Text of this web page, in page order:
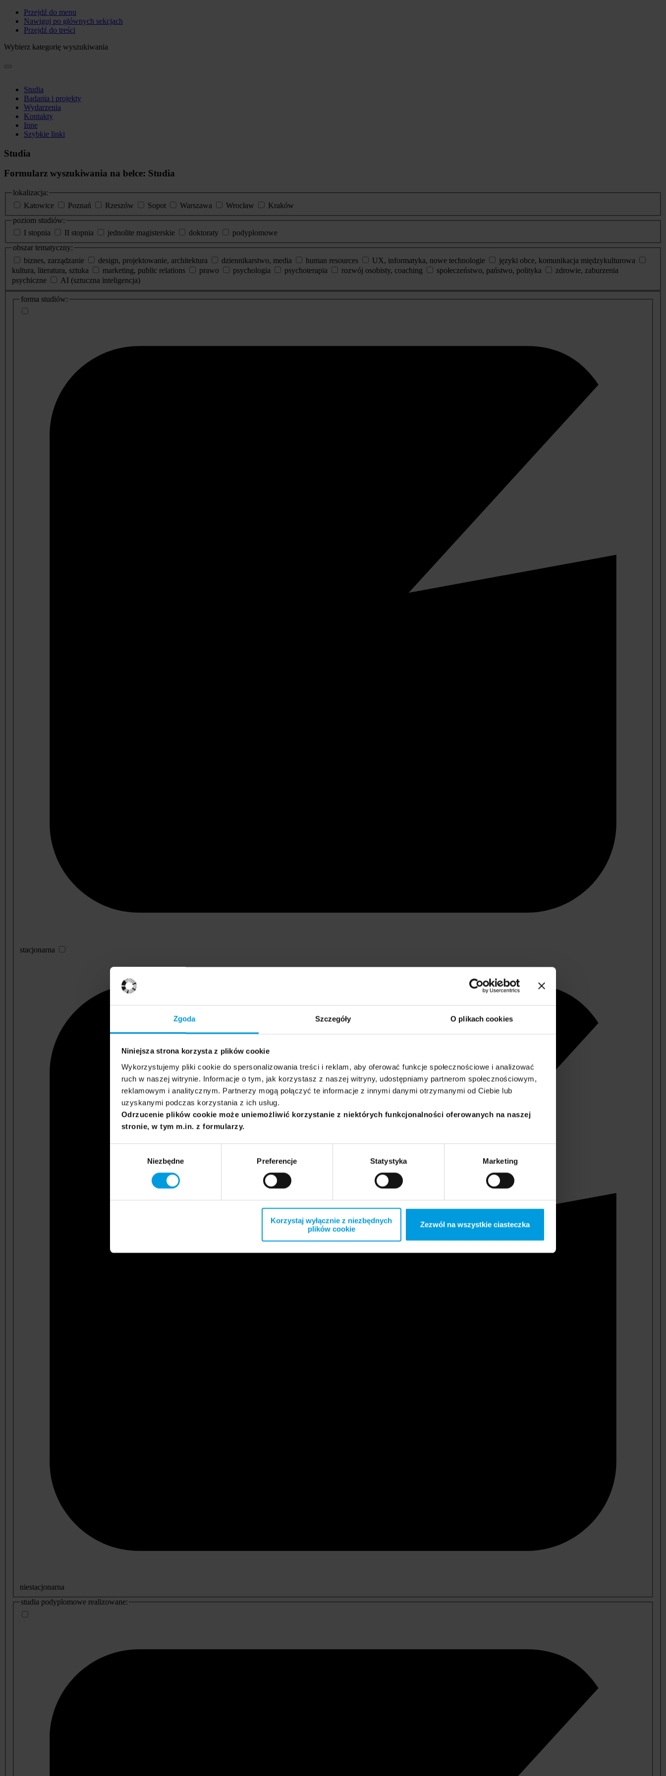
Zgoda Szczegóły O plikach cookies
Niniejsza strona korzysta z plików cookie
Wykorzystujemy pliki cookie do spersonalizowania treści i reklam, aby oferować funkcje społecznościowe i analizować
ruch w naszej witrynie. Informacje o tym, jak korzystasz z naszej witryny, udostępniamy partnerom społecznościowym,
reklamowym i analitycznym. Partnerzy mogą połączyć te informacje z innymi danymi otrzymanymi od Ciebie lub
uzyskanymi podczas korzystania z ich usług.
Odrzucenie plików cookie może uniemożliwić korzystanie z niektórych funkcjonalności oferowanych na naszej
stronie, w tym m.in. z formularzy.
Niezbędne Preferencje Statystyka Marketing
Korzystaj wyłącznie z niezbędnych
plików cookie
Zezwól na wszystkie ciasteczka
Przejdź do menu
Nawiguj po głównych sekcjach
Przejdź do treści
Wybierz kategorię wyszukiwania
Studia
Badania i projekty
Wydarzenia
Kontakty
Inne
Szybkie linki
Studia
Formularz wyszukiwania na belce: Studia
lokalizacja:
Katowice
Poznań Rzeszów Sopot Warszawa Wrocław
Kraków
poziom studiów:
I stopnia
II stopnia jednolite magisterskie doktoraty
podyplomowe
obszar tematyczny:
biznes, zarządzanie
design, projektowanie, architektura dziennikarstwo, media human resources UX, informatyka, nowe technologie
języki obce, komunikacja międzykulturowa
kultura, literatura, sztuka
marketing, public relations prawo psychologia psychoterapia rozwój osobisty, coaching społeczeństwo, państwo, polityka
zdrowie, zaburzenia
psychiczne
AI (sztuczna inteligencja)
dodatkowe
informacje
forma studiów:
stacjonarna
niestacjonarna
studia podyplomowe realizowane: